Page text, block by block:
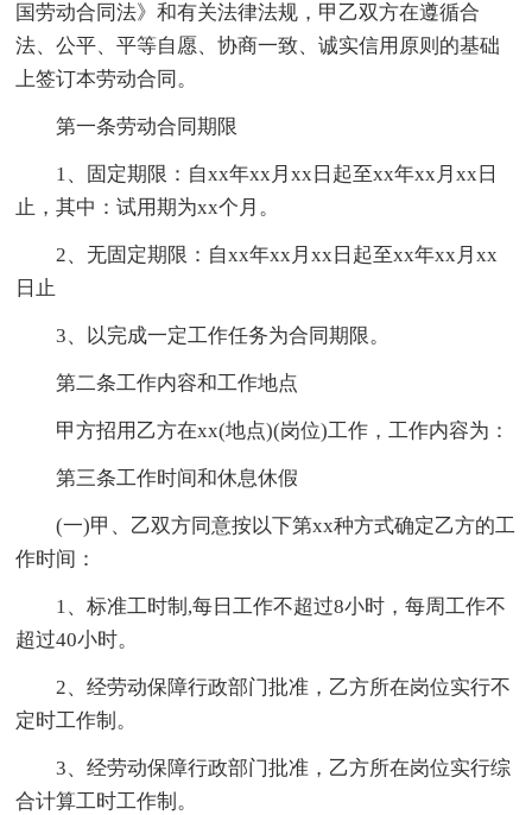
国劳动合同法》和有关法律法规，甲乙双方在遵循合
法、公平、平等自愿、协商一致、诚实信用原则的基础
上签订本劳动合同。
第一条劳动合同期限
1、固定期限：自xx年xx月xx日起至xx年xx月xx日
止，其中：试用期为xx个月。
2、无固定期限：自xx年xx月xx日起至xx年xx月xx
日止
3、以完成一定工作任务为合同期限。
第二条工作内容和工作地点
甲方招用乙方在xx(地点)(岗位)工作，工作内容为：
第三条工作时间和休息休假
(一)甲、乙双方同意按以下第xx种方式确定乙方的工
作时间：
1、标准工时制,每日工作不超过8小时，每周工作不
超过40小时。
2、经劳动保障行政部门批准，乙方所在岗位实行不
定时工作制。
3、经劳动保障行政部门批准，乙方所在岗位实行综
合计算工时工作制。